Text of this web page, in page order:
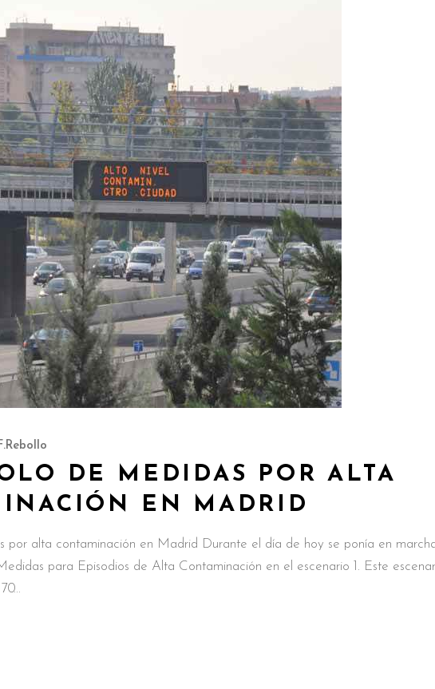
DE MEDIDAS POR ALTA
EN MADRID
por alta contaminación en Madrid Durante el día de hoy se ponía en
para Episodios de Alta Contaminación en el escenario 1. Este